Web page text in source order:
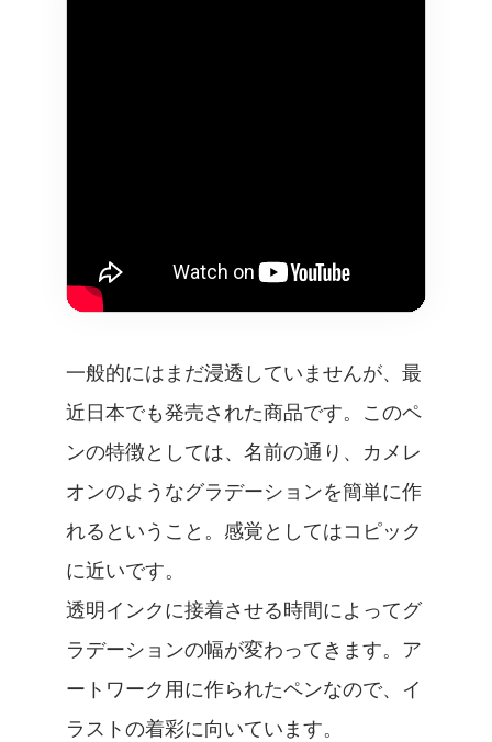
一般的にはまだ浸透していませんが、最
近日本でも発売された商品です。このペ
ンの特徴としては、名前の通り、カメレ
オンのようなグラデーションを簡単に作
れるということ。感覚としてはコピック
に近いです。
透明インクに接着させる時間によってグ
ラデーションの幅が変わってきます。ア
ートワーク用に作られたペンなので、イ
ラストの着彩に向いています。